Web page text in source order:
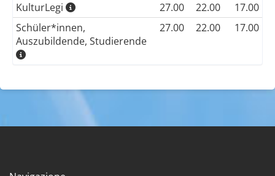
KulturLegi
27.00 22.00
17.00
Schüler*innen,
Auszubildende, Studierende
27.00 22.00 17.00